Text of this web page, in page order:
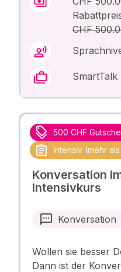
CHF
SmartTalk
500 CHF
Intensiv (mehr
Konversation
Intensivkurs
Konversation
Wollen sie besser
Dann ist der